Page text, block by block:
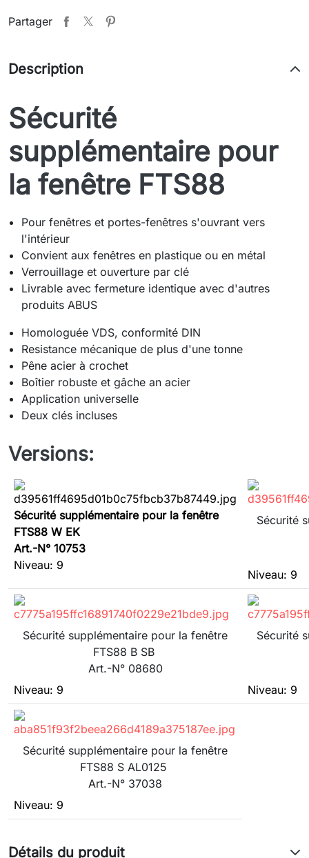
Partager
Description
Sécurité
supplémentaire pour
la fenêtre FTS88
Pour fenêtres et portes-fenêtres s'ouvrant vers
l'intérieur
Convient aux fenêtres en plastique ou en métal
Verrouillage et ouverture par clé
Livrable avec fermeture identique avec d'autres
produits ABUS
Homologuée VDS, conformité DIN
Resistance mécanique de plus d'une tonne
Pêne acier à crochet
Boîtier robuste et gâche an acier
Application universelle
Deux clés incluses
Versions:
Sécurité supplémentaire pour la fenêtre
FTS88 W EK
Art.-N° 10753
Niveau: 9
Sécurité
Niveau: 9
Sécurité supplémentaire pour la fenêtre
FTS88 B SB
Art.-N° 08680
Niveau: 9
Sécurité
Niveau: 9
Sécurité supplémentaire pour la fenêtre
FTS88 S AL0125
Art.-N° 37038
Niveau: 9
Détails du produit